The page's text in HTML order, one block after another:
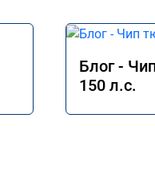
Блог -
150 л.с.